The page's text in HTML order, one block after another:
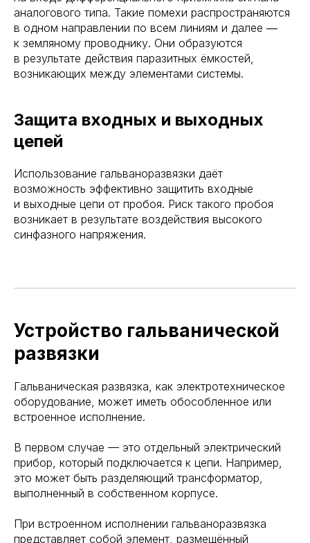
аналогового типа. Такие помехи распространяются
в одном направлении по всем линиям и далее ―
к земляному проводнику. Они образуются
в результате действия паразитных ёмкостей,
возникающих между элементами системы.
Защита входных и выходных
цепей
Использование гальваноразвязки даёт
возможность эффективно защитить входные
и выходные цепи от пробоя. Риск такого пробоя
возникает в результате воздействия высокого
синфазного напряжения.
Устройство гальванической
развязки
Гальваническая развязка, как электротехническое
оборудование, может иметь обособленное или
встроенное исполнение.
В первом случае — это отдельный электрический
прибор, который подключается к цепи. Например,
это может быть разделяющий трансформатор,
выполненный в собственном корпусе.
При встроенном исполнении гальваноразвязка
представляет собой элемент, размещённый